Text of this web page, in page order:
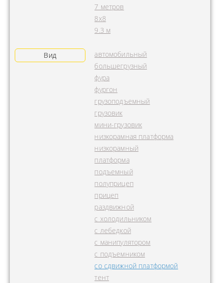
7 метров
8х8
9.3 м
Вид
автомобильный
большегрузный
фура
фургон
грузоподъемный
грузовик
мини-грузовик
низкорамная платформа
низкорамный
платформа
подъемный
полуприцеп
прицеп
раздвижной
с холодильником
с лебедкой
с манипулятором
с подъемником
со сдвижной платформой
тент